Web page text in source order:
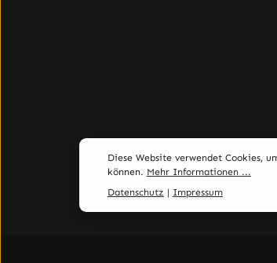
Diese Website verwendet Cookies,
können. Mehr Informationen ...
Datenschutz | Impressum